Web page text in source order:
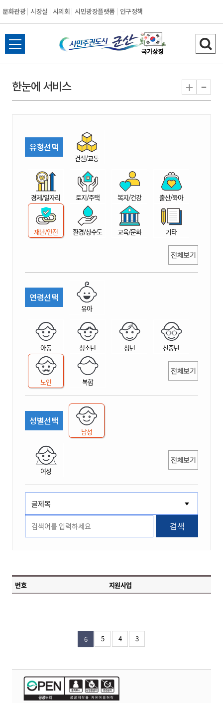
문화관광 시장실 시의회 시민광장플랫폼 인구정책
시
민
권
시
산
전
체
뉴
열
검
색
기
한눈에 서비스 + -
유형선택
건설/교통
경제/일자리 토지/주택 복지/건강 출산/육아
재난/안전 환경/상수도 교육/문화 기타
전체보기
연령선택
유아
아동 청소년 청년 신중년
노인 복합
전체보기
성별선택
남성
여성
전체보기
검색
번호 지원사업
6 5 4 3